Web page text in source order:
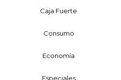
Caja Fuerte
Consumo
Economía
Especiales